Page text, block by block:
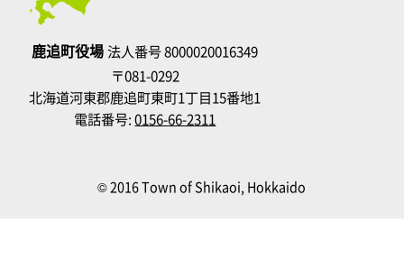
鹿追町役場法人番号 8000020016349
〒081-0292
北海道河東郡鹿追町東町1丁目15番地1
電話番号:0156-66-2311
© 2016 Town of Shikaoi, Hokkaido